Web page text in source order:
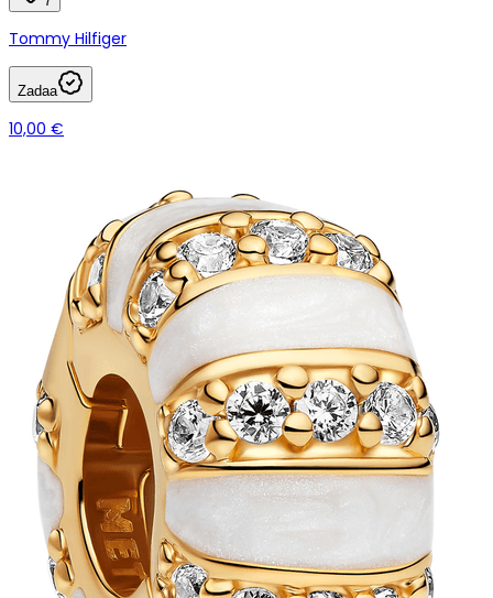
Tommy Hilfiger
Zadaa
10,00 €